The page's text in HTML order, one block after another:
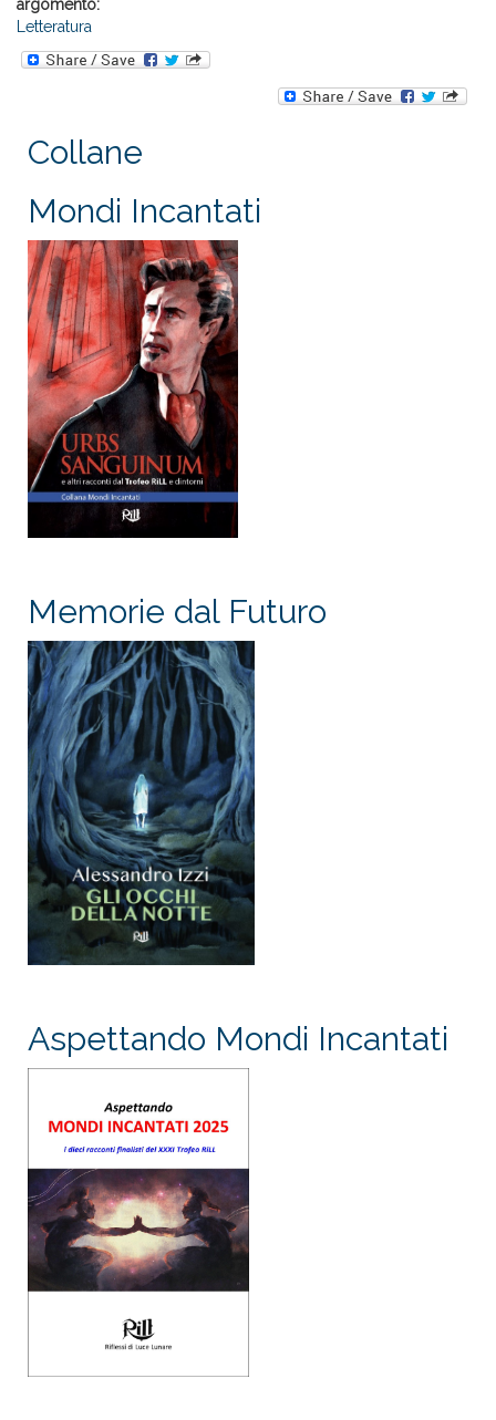
argomento:
Letteratura
Collane
Mondi Incantati
Memorie dal Futuro
Aspettando Mondi Incantati